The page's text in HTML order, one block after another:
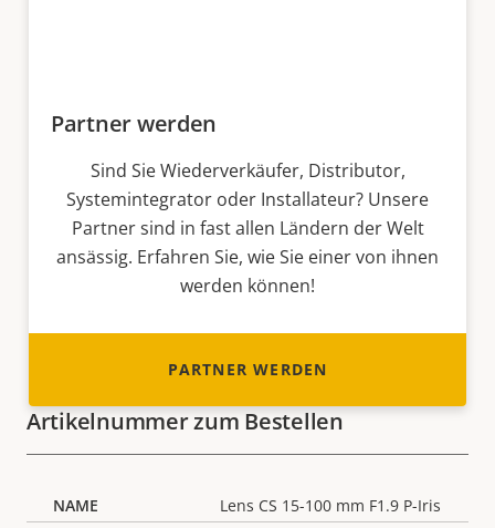
Partner werden
Sind Sie Wiederverkäufer, Distributor,
Systemintegrator oder Installateur? Unsere
Partner sind in fast allen Ländern der Welt
ansässig. Erfahren Sie, wie Sie einer von ihnen
werden können!
PARTNER WERDEN
Artikelnummer zum Bestellen
Lens CS 15-100 mm F1.9 P-Iris